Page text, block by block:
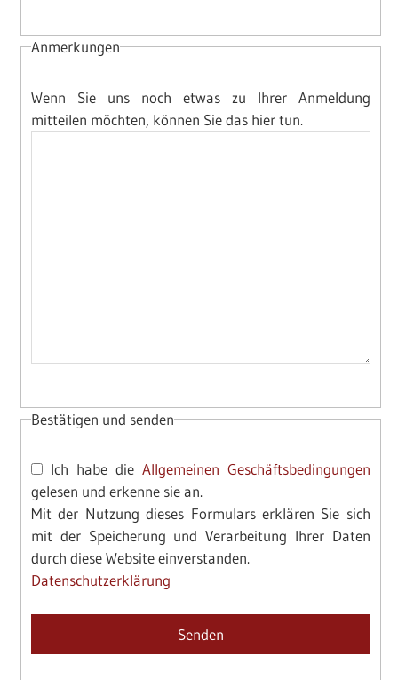
Anmerkungen
Wenn Sie uns noch etwas zu Ihrer Anmeldung
mitteilen möchten, können Sie das hier tun.
Bestätigen und senden
Ich habe die Allgemeinen Geschäftsbedingungen
gelesen und erkenne sie an.
Mit der Nutzung dieses Formulars erklären Sie sich
mit der Speicherung und Verarbeitung Ihrer Daten
durch diese Website einverstanden.
Datenschutzerklärung